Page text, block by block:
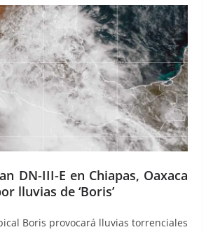
DN-III-E en Chiapas, Oaxaca
lluvias de ‘Boris’
Boris provocará lluvias torrenciales